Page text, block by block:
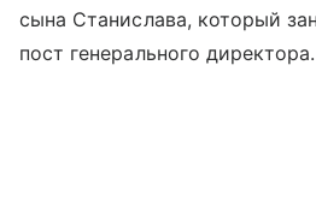
сына Станислава, который
пост генерального директора.